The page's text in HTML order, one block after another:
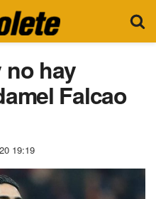
no hay
Falcao
19:19